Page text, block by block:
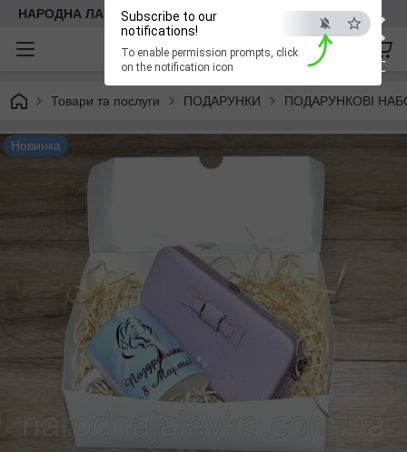
×
ESC
Subscribe to our
notifications!
To enable permission prompts, click
on the notification icon
НАРОДНА ЛАВКА
Товари та послуги ПОДАРУНКИ ПОДАРУНКОВІ
Новинка